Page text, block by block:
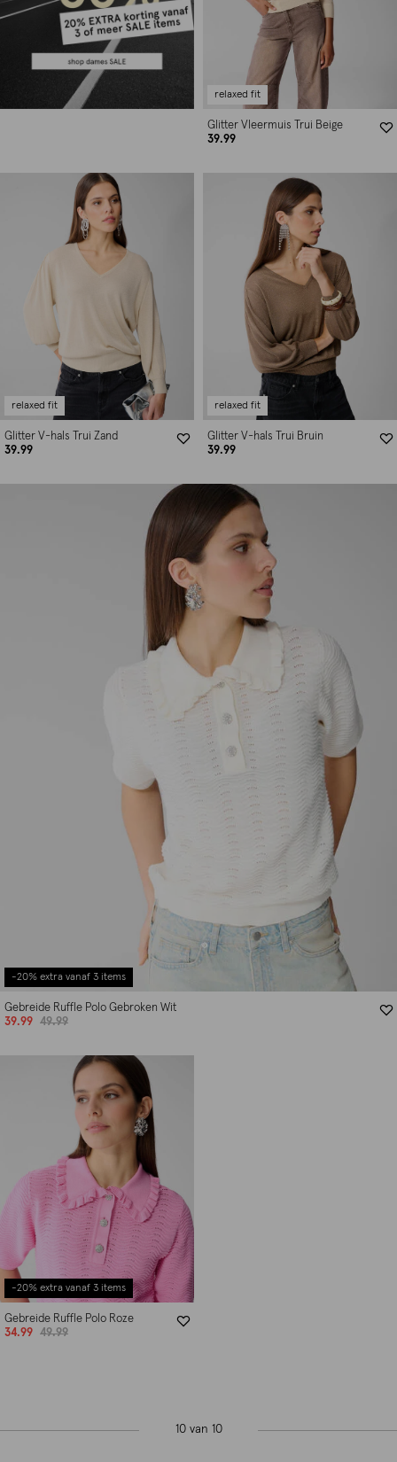
relaxed fit
Glitter Vleermuis Trui Beige
39.99
relaxed fit
Glitter V-hals Trui Zand
39.99
relaxed fit
Glitter V-hals Trui Bruin
39.99
-20% extra vanaf 3 items
Gebreide Ruffle Polo Gebroken Wit
39.99
49.99
-20% extra vanaf 3 items
Gebreide Ruffle Polo Roze
34.99
49.99
10 van 10